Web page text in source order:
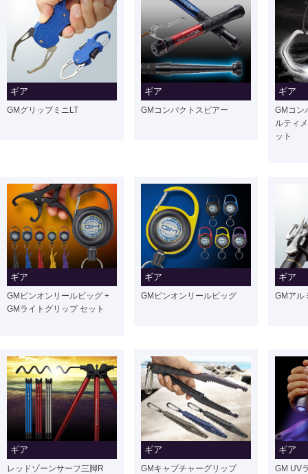
ギア
GMグリップミニLT
ギア
GMコンパクトスピアー
ギア
GMコン
ルティ
ット
ギア
GMピンオンリールビッグ +
GMライトグリップ セット
ギア
GMピンオンリールビッグ
ギア
GMアル
ギア
レッドゾーンサーフ三脚R
ギア
GMキャプチャーグリップ
ギア
GM UV